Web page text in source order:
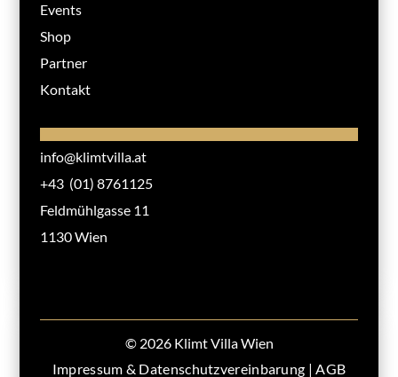
Events
Shop
Partner
Kontakt
info@klimtvilla.at
+43 (01) 8761125
Feldmühlgasse 11
1130 Wien
© 2026 Klimt Villa Wien
Impressum & Datenschutzvereinbarung |AGB